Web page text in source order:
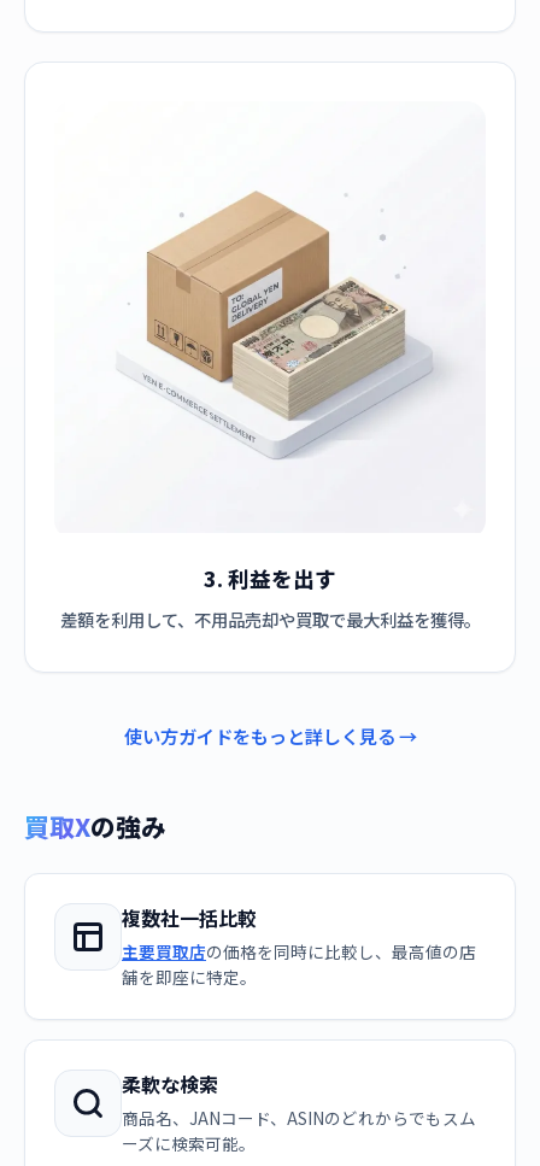
3. 利益を出す
差額を利用して、不用品売却や買取で最大利益を獲得。
使い方ガイドをもっと詳しく見る →
買取Xの強み
複数社一括比較
主要買取店の価格を同時に比較し、最高値の店
舗を即座に特定。
柔軟な検索
商品名、JANコード、ASINのどれからでもスム
ーズに検索可能。